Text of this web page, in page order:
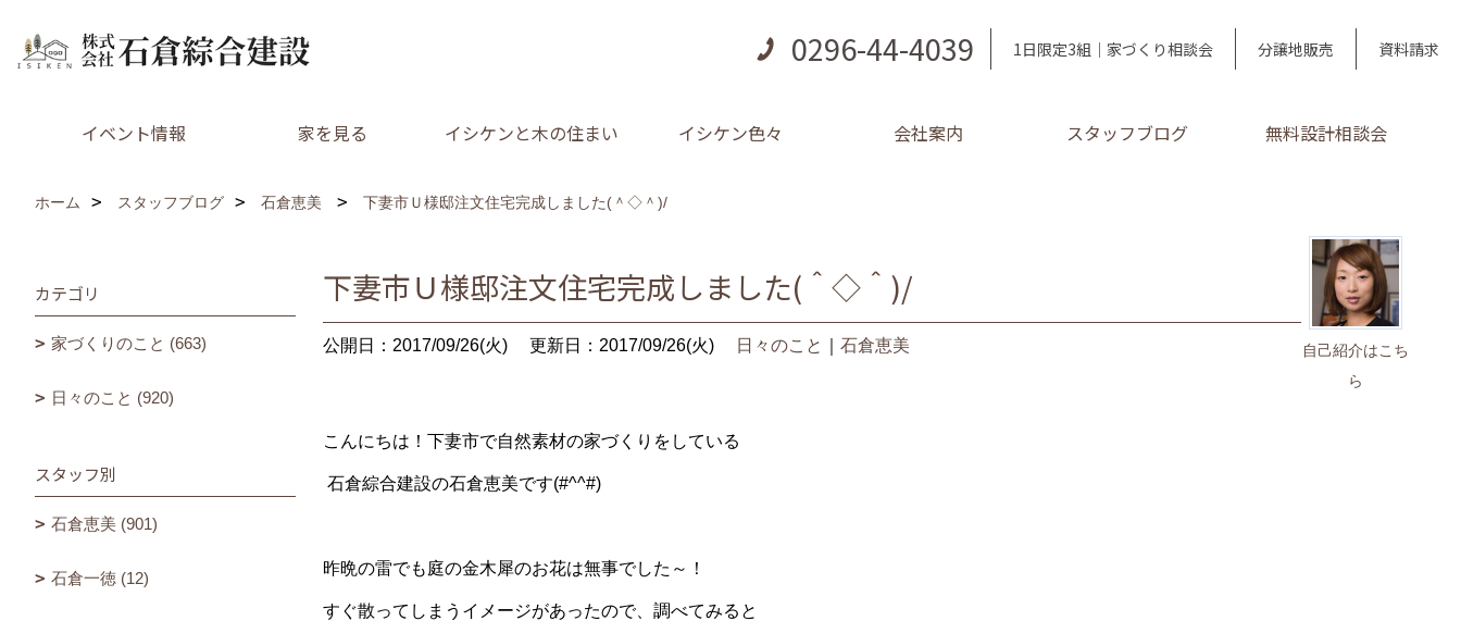
0296-44-4039 1日限定3組｜家づくり相談会 分譲地販売 資料請求
イベント情報 家を見る イシケンと木の住まい イシケン色々 会社案内 スタッフブログ 無料設計相談会
ホーム スタッフブログ 石倉恵美 下妻市Ｕ様邸注文住宅完成しました(＾◇＾)/
自己紹介はこち
ら
下妻市Ｕ様邸注文住宅完成しました(＾◇＾)/
公開日：2017/09/26(火) 更新日：2017/09/26(火) 日々のこと 石倉恵美
こんにちは！下妻市で自然素材の家づくりをしている
石倉綜合建設の石倉恵美です(#^^#)
昨晩の雷でも庭の金木犀のお花は無事でした～！
すぐ散ってしまうイメージがあったので、調べてみると
カテゴリ
家づくりのこと (663)
日々のこと (920)
スタッフ別
石倉恵美 (901)
石倉一徳 (12)